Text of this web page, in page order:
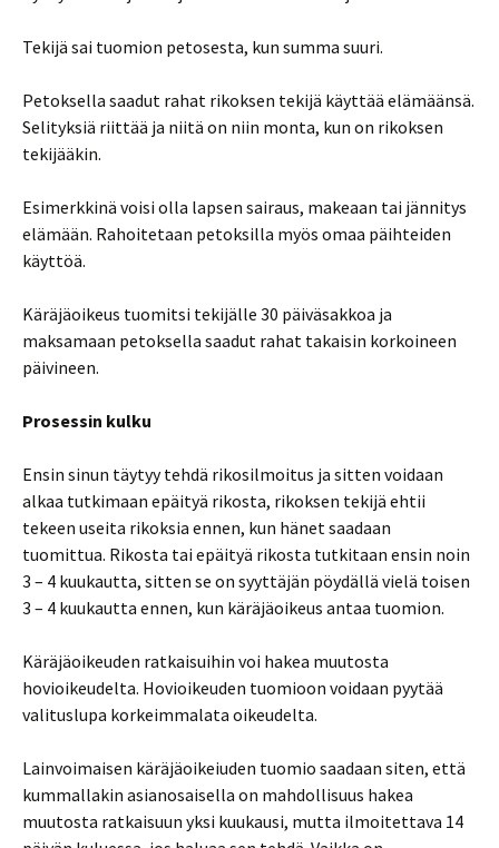
Tekijä sai tuomion petosesta, kun summa suuri.
Petoksella saadut rahat rikoksen tekijä käyttää elämäänsä.
Selityksiä riittää ja niitä on niin monta, kun on rikoksen
tekijääkin.
Esimerkkinä voisi olla lapsen sairaus, makeaan tai jännitys
elämään. Rahoitetaan petoksilla myös omaa päihteiden
käyttöä.
Käräjäoikeus tuomitsi tekijälle 30 päiväsakkoa ja
maksamaan petoksella saadut rahat takaisin korkoineen
päivineen.
Prosessin kulku
Ensin sinun täytyy tehdä rikosilmoitus ja sitten voidaan
alkaa tutkimaan epäityä rikosta, rikoksen tekijä ehtii
tekeen useita rikoksia ennen, kun hänet saadaan
tuomittua. Rikosta tai epäityä rikosta tutkitaan ensin noin
3 – 4 kuukautta, sitten se on syyttäjän pöydällä vielä toisen
3 – 4 kuukautta ennen, kun käräjäoikeus antaa tuomion.
Käräjäoikeuden ratkaisuihin voi hakea muutosta
hovioikeudelta. Hovioikeuden tuomioon voidaan pyytää
valituslupa korkeimmalata oikeudelta.
Lainvoimaisen käräjäoikeiuden tuomio saadaan siten, että
kummallakin asianosaisella on mahdollisuus hakea
muutosta ratkaisuun yksi kuukausi, mutta ilmoitettava 14